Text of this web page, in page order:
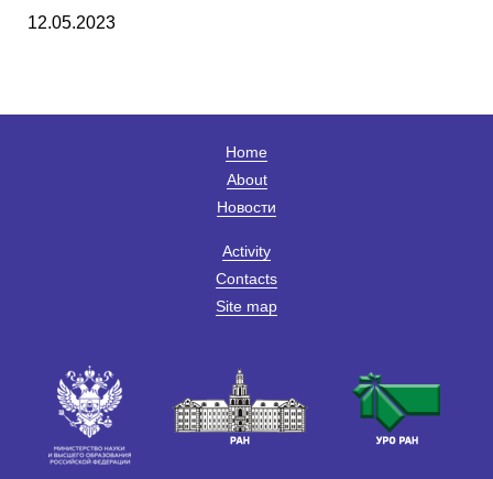
12.05.2023
Home
About
Новости
Activity
Contacts
Site map